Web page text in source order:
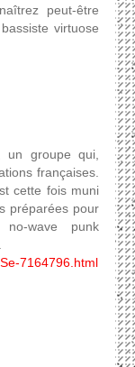
peut-être
virtuose
un groupe qui,
françaises.
cette fois muni
préparées pour
wave punk
7164796.html